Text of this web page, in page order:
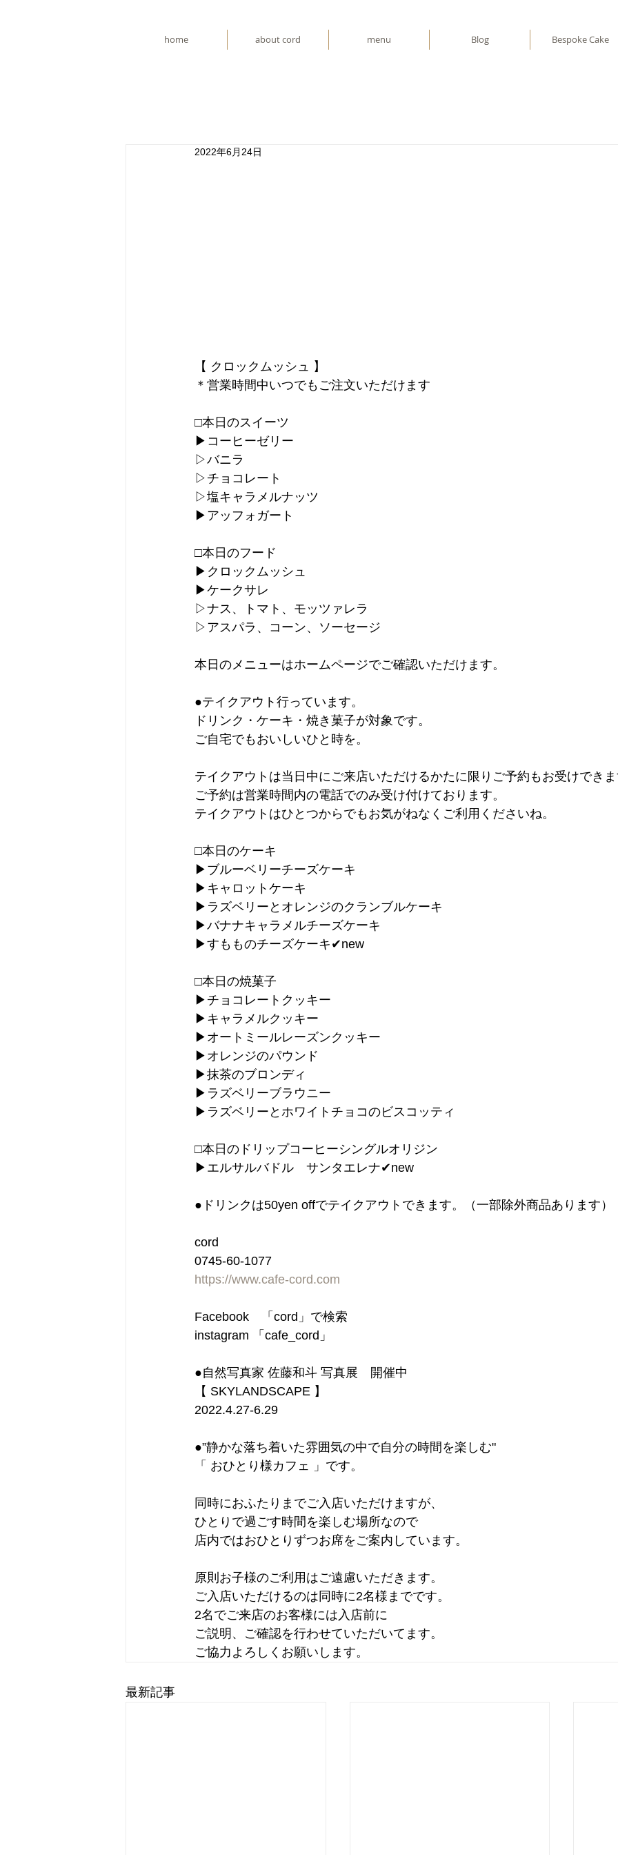
home about cord menu Blog Bespoke Cake
2022年6月24日
【 クロックムッシュ 】
＊営業時間中いつでもご注文いただけます
□本日のスイーツ
▶︎コーヒーゼリー
▷バニラ
▷チョコレート
▷塩キャラメルナッツ
▶︎アッフォガート
□本日のフード
▶︎クロックムッシュ
▶︎ケークサレ
▷ナス、トマト、モッツァレラ
▷アスパラ、コーン、ソーセージ
本日のメニューはホームページでご確認いただけます。
●テイクアウト行っています。
ドリンク・ケーキ・焼き菓子が対象です。
ご自宅でもおいしいひと時を。
テイクアウトは当日中にご来店いただけるかたに限りご予約もお受けでき
ご予約は営業時間内の電話でのみ受け付けております。
テイクアウトはひとつからでもお気がねなくご利用くださいね。
□本日のケーキ
▶︎ブルーベリーチーズケーキ
▶︎キャロットケーキ
▶︎ラズベリーとオレンジのクランブルケーキ
▶︎バナナキャラメルチーズケーキ
▶︎すもものチーズケーキ✔︎new
□本日の焼菓子
▶︎チョコレートクッキー
▶︎キャラメルクッキー
▶︎オートミールレーズンクッキー
▶︎オレンジのパウンド
▶︎抹茶のブロンディ
▶︎ラズベリーブラウニー
▶︎ラズベリーとホワイトチョコのビスコッティ
□本日のドリップコーヒーシングルオリジン
▶︎エルサルバドル　サンタエレナ✔︎new
●ドリンクは50yen offでテイクアウトできます。（一部除外商品あります）
cord
0745-60-1077
https://www.cafe-cord.com
Facebook　「cord」で検索
instagram 「cafe_cord」
●自然写真家 佐藤和斗 写真展　開催中
【 SKYLANDSCAPE 】
2022.4.27-6.29
●”静かな落ち着いた雰囲気の中で自分の時間を楽しむ"
「 おひとり様カフェ 」です。
同時におふたりまでご入店いただけますが、
ひとりで過ごす時間を楽しむ場所なので
店内ではおひとりずつお席をご案内しています。
原則お子様のご利用はご遠慮いただきます。
ご入店いただけるのは同時に2名様までです。
2名でご来店のお客様には入店前に
ご説明、ご確認を行わせていただいてます。
ご協力よろしくお願いします。
最新記事